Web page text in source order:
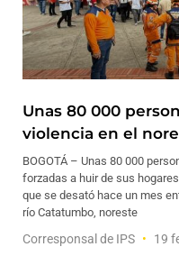
Unas 80 000
violencia en el
BOGOTÁ – Unas 80 000
forzadas a huir de sus
que se desató hace un mes
río Catatumbo, noreste
Corresponsal de IPS 19